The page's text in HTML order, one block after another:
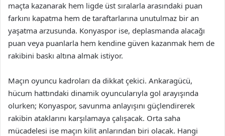
maçta kazanarak hem ligde üst sıralarla arasındaki puan
farkını kapatma hem de taraftarlarına unutulmaz bir an
yaşatma arzusunda. Konyaspor ise, deplasmanda alacağı
puan veya puanlarla hem kendine güven kazanmak hem de
rakibini baskı altına almak istiyor.
Maçın oyuncu kadroları da dikkat çekici. Ankaragücü,
hücum hattındaki dinamik oyuncularıyla gol arayışında
olurken; Konyaspor, savunma anlayışını güçlendirerek
rakibin ataklarını karşılamaya çalışacak. Orta saha
mücadelesi ise maçın kilit anlarından biri olacak. Hangi